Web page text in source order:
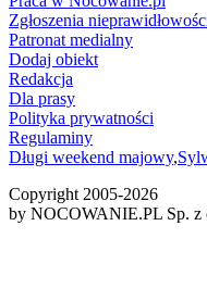
Zgłoszenia
Patronat medialny
Dodaj obiekt
Redakcja
Dla prasy
Polityka prywatności
Regulaminy
Długi weekend majowy,
Copyright 2005-2026
by NOCOWANIE.PL Sp. z